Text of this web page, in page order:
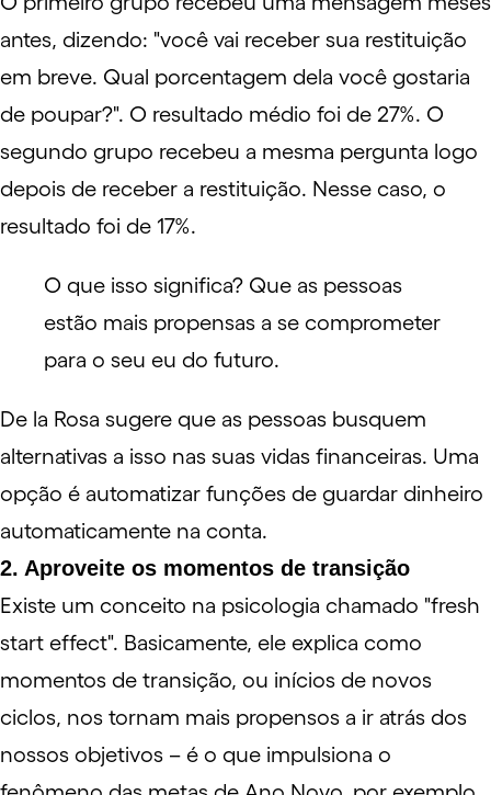
antes, dizendo: "você vai receber sua restituição
em breve. Qual porcentagem dela você gostaria
de poupar?". O resultado médio foi de 27%. O
segundo grupo recebeu a mesma pergunta logo
depois de receber a restituição. Nesse caso, o
resultado foi de 17%.
O que isso significa? Que as pessoas
estão mais propensas a se comprometer
para o seu eu do futuro.
De la Rosa sugere que as pessoas busquem
alternativas a isso nas suas vidas financeiras. Uma
opção é automatizar funções de guardar dinheiro
automaticamente na conta.
2. Aproveite os momentos de transição
Existe um conceito na psicologia chamado "fresh
start effect". Basicamente, ele explica como
momentos de transição, ou inícios de novos
ciclos, nos tornam mais propensos a ir atrás dos
nossos objetivos – é o que impulsiona o